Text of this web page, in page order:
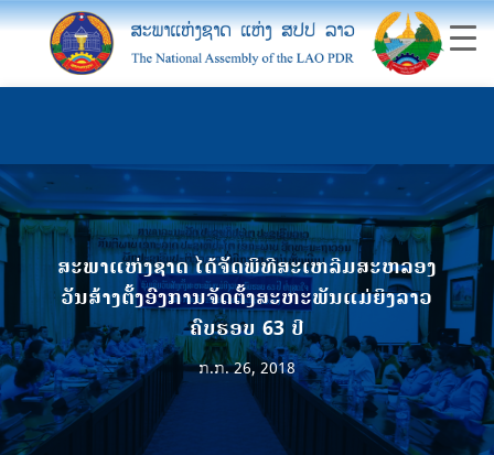
ສະພາແຫ່ງຊາດ ໄດ້ຈັດພິທີສະເຫລີມສະຫລອງ
ວັນສ້າງຕັ້ງອົງການຈັດຕັ້ງສະຫະພັນແມ່ຍິງລາວ
ຄົບຮອບ 63 ປີ
ກ.ກ. 26, 2018